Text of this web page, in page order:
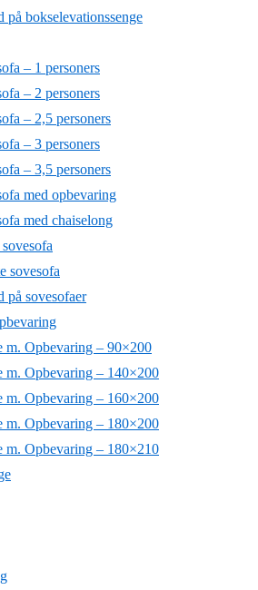
på bokselevationssenge
– 1 personers
– 2 personers
– 2,5 personers
– 3 personers
– 3,5 personers
med opbevaring
med chaiselong
sovesofa
på sovesofaer
m. Opbevaring – 90×200
m. Opbevaring – 140×200
m. Opbevaring – 160×200
m. Opbevaring – 180×200
m. Opbevaring – 180×210